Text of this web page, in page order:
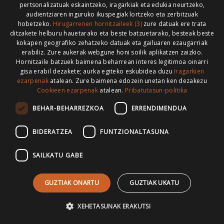
Gure lizentzia: Creative Commons Aitortu Partekatu
Codesyntaxek garatua
HARREMANETARAKO
>
pertsonalizatuak eskaintzeko, iragarkiak eta edukia neurtzeko,
audientziaren inguruko ikuspegiak lortzeko eta zerbitzuak
hobetzeko. Hirugarrenen hornitzaileek (3)zure datuak ere trata
ditzakete helburu hauetarako eta beste batzuetarako, besteak beste
kokapen geografiko zehatzeko datuak eta gailuaren ezaugarriak
erabiliz. Zure aukerak webgune honi soilik aplikatzen zaizkio.
Hornitzaile batzuek baimena beharrean interes legitimoa oinarri
gisa erabil dezakete; aurka egiteko eskubidea duzu Iragarkien
ezarpenakatalean. Zure baimena edozein unetan ken dezakezu
Cookieen ezarpenak atalean. Pribatutasun-politika
BEHAR-BEHARREZKOA ERRENDIMENDUA
BIDERATZEA FUNTZIONALTASUNA
SAILKATU GABE
GUZTIAK ONARTU GUZTIAK UKATU
XEHETASUNAK ERAKUTSI